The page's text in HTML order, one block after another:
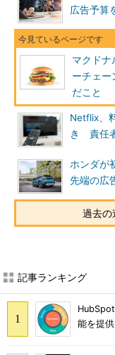
広告予算
マクドナ
ーチェー
だこと
Netflix、
き 責任
ホンダが
先端の広
過去の
記事ランキング
能を提供